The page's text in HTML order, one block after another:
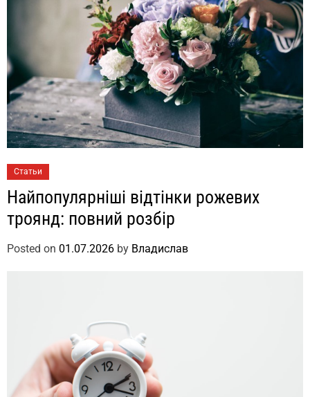
Статьи
Найпопулярніші відтінки рожевих
троянд: повний розбір
Posted on 01.07.2026 by Владислав